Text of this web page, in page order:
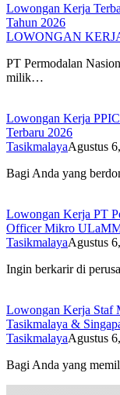
Lowongan Kerja
Tahun 2026
LOWONGAN
PT Permodalan
milik…
Lowongan Kerja
Terbaru 2026
TasikmalayaAgustus
Bagi Anda yang
Lowongan Kerja PT
Officer Mikro
TasikmalayaAgustus
Ingin berkarir di
Lowongan Kerja Staf
Tasikmalaya &
TasikmalayaAgustus
Bagi Anda yang